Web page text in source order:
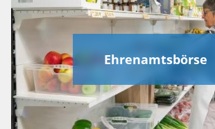
Ehrenamtsbörse